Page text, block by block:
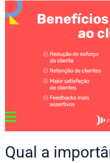
Qual a